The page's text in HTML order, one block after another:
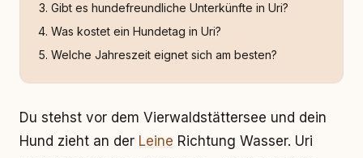
Gibt es hundefreundliche Unterkünfte in Uri?
Was kostet ein Hundetag in Uri?
Welche Jahreszeit eignet sich am besten?
Du stehst vor dem Vierwaldstättersee und dein
Hund zieht an der Leine Richtung Wasser. Uri